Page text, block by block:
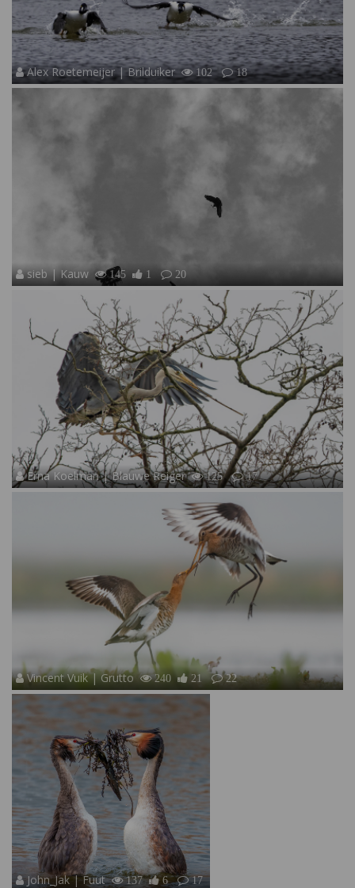
Alex Roetemeijer | Brilduiker 102 18
sieb | Kauw 145 1 20
Erna Koelman | Blauwe Reiger 125 17
Vincent Vuik | Grutto 240 21 22
John_Jak | Fuut 137 6 17